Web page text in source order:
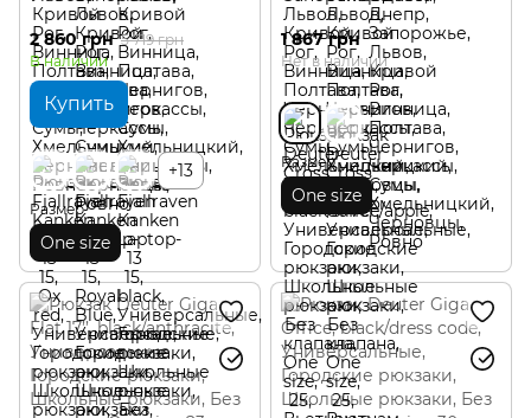
2 860 грн 5 719 грн
В наличии
Купить
+13
Размер
One size
1 867 грн
Нет в наличии
Размер
One size